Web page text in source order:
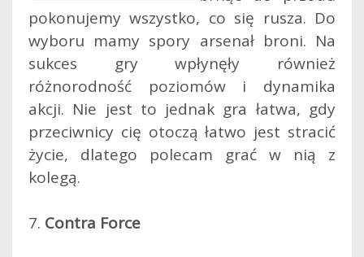
pokonujemy wszystko, co się rusza. Do
wyboru mamy spory arsenał broni. Na
sukces gry wpłynęły również
różnorodność poziomów i dynamika
akcji. Nie jest to jednak gra łatwa, gdy
przeciwnicy cię otoczą łatwo jest stracić
życie, dlatego polecam grać w nią z
kolegą.
7. Contra Force